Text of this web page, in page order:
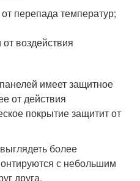
перепада температур;
воздействия
имеет защитное
от действия
покрытие защитит от
более
с небольшим
друга.